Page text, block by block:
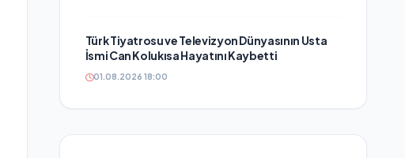
Türk Tiyatrosu ve Televizyon Dünyasının Usta
İsmi Can Kolukısa Hayatını Kaybetti
01.08.2026 18:00